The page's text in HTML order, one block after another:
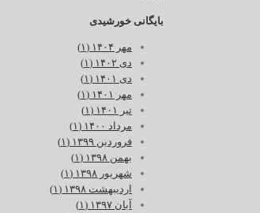
بایگانی خورشیدی
مهر ۱۴۰۴ (۱)
دی ۱۴۰۲ (۱)
دی ۱۴۰۱ (۱)
مهر ۱۴۰۱ (۱)
تیر ۱۴۰۱ (۱)
مرداد ۱۴۰۰ (۱)
فروردین ۱۳۹۹ (۱)
بهمن ۱۳۹۸ (۱)
شهریور ۱۳۹۸ (۱)
اردیبهشت ۱۳۹۸ (۱)
آبان ۱۳۹۷ (۱)